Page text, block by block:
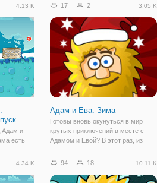
4.13 K
Адам и
есть
17 2 3.05 K
Адам и Ева: Зима
Готовы вновь окунуться в мир
крутых приключений в месте с
Адамом и Евой? В этот раз, из
только выпал снег, Ева выгнала
новогодней Ёлки не возвращаться!
4.34 K 94 18 10.11 K